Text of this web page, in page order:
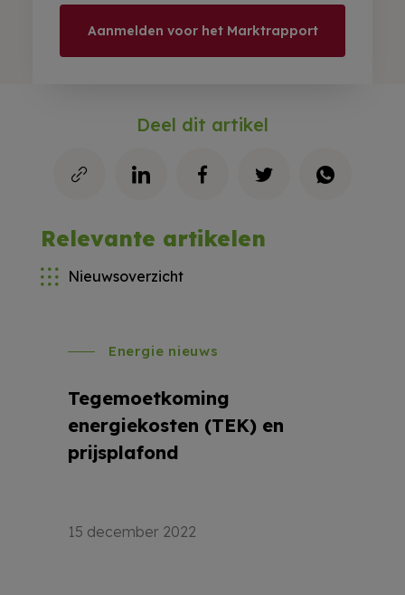
Aanmelden voor het Marktrapport
Deel dit artikel
Relevante artikelen
Nieuwsoverzicht
Energie nieuws
Tegemoetkoming
energiekosten (TEK) en
prijsplafond
15 december 2022